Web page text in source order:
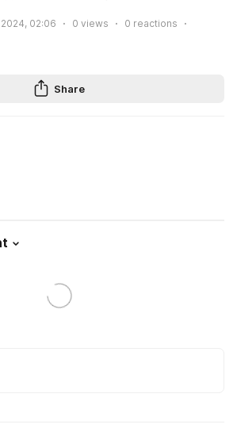
02:06 0 views 0 reactions
Share